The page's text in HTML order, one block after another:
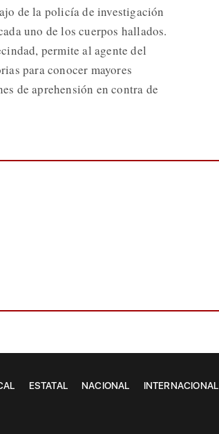
de la policía de investigación
uno de los cuerpos hallados.
permite al agente del
para conocer mayores
de aprehensión en contra de
ESTATAL NACIONAL INTERNACIONAL